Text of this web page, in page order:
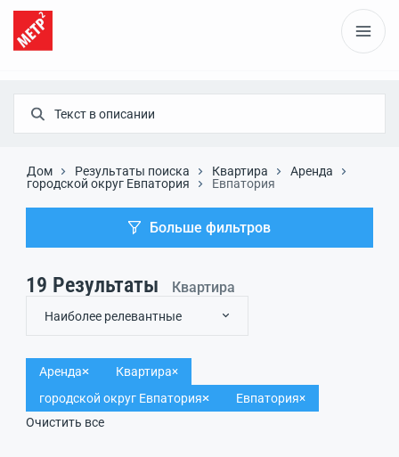
Дом Результаты поиска Квартира
Аренда
городской округ Евпатория
Евпатория
Больше фильтров
19 Результаты Квартира
Наиболее релевантные
Аренда
Квартира
городской округ Евпатория
Евпатория
Очистить все